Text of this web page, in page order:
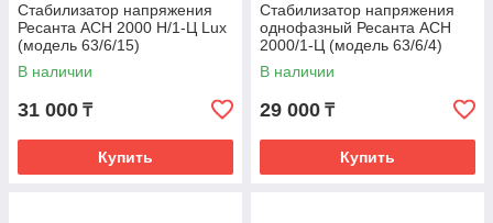
Стабилизатор напряжения
Ресанта АСН 2000 Н/1-Ц Lux
(модель 63/6/15)
В наличии
31 000 ₸
Купить
Стабилизатор напряжения
однофазный Ресанта АСН
2000/1-Ц (модель 63/6/4)
В наличии
29 000 ₸
Купить